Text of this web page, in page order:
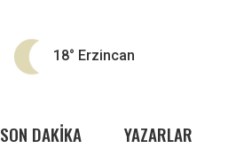
18° Erzincan
SON DAKİKA YAZARLAR